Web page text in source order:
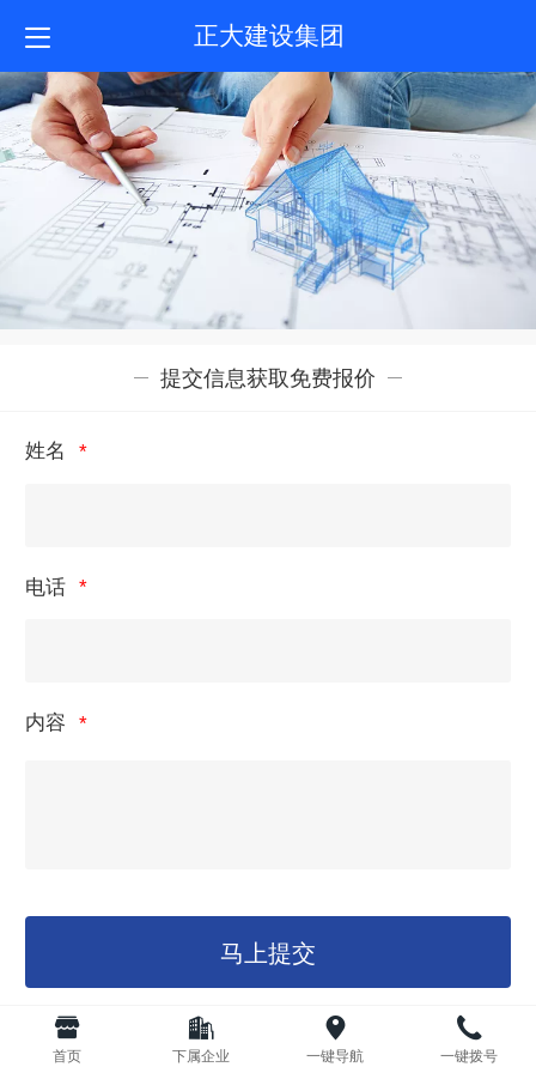
正大建设集团
提交信息获取免费报价
姓名
电话
内容
马上提交
首页 下属企业 一键导航 一键拨号